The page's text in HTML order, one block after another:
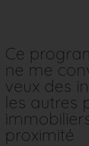
Ce
ne me
veux des
les autres
proximité